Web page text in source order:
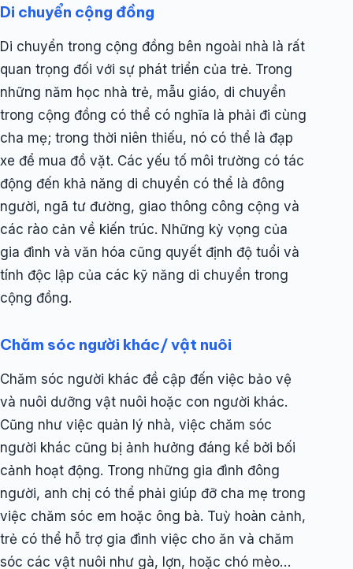
Di chuyển cộng đồng
Di chuyển trong cộng đồng bên ngoài nhà là rất
quan trọng đối với sự phát triển của trẻ. Trong
những năm học nhà trẻ, mẫu giáo, di chuyển
trong cộng đồng có thể có nghĩa là phải đi cùng
cha mẹ; trong thời niên thiếu, nó có thể là đạp
xe để mua đồ vặt. Các yếu tố môi trường có tác
động đến khả năng di chuyển có thể là đông
người, ngã tư đường, giao thông công cộng và
các rào cản về kiến ​​trúc. Những kỳ vọng của
gia đình và văn hóa cũng quyết định độ tuổi và
tính độc lập của các kỹ năng di chuyển trong
cộng đồng.
Chăm sóc người khác/ vật nuôi
Chăm sóc người khác đề cập đến việc bảo vệ
và nuôi dưỡng vật nuôi hoặc con người khác.
Cũng như việc quản lý nhà, việc chăm sóc
người khác cũng bị ảnh hưởng đáng kể bởi bối
cảnh hoạt động. Trong những gia đình đông
người, anh chị có thể phải giúp đỡ cha mẹ trong
việc chăm sóc em hoặc ông bà. Tuỳ hoàn cảnh,
trẻ có thể hỗ trợ gia đình việc cho ăn và chăm
sóc các vật nuôi như gà, lợn, hoặc chó mèo…